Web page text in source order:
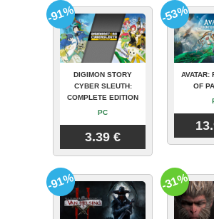
DIGIMON STORY
CYBER SLEUTH:
COMPLETE EDITION
PC
3.39 €
-91%
AVATAR:
OF
-53%
-91% -31%